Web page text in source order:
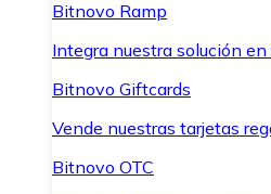
Bitnovo Ramp
Integra nuestra solución
Bitnovo Giftcards
Vende nuestras tarjetas
Bitnovo OTC